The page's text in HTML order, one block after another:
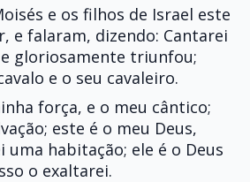
e os filhos de Israel este
e falaram, dizendo: Cantarei
gloriosamente triunfou;
e o seu cavaleiro.
força, e o meu cântico;
este é o meu Deus,
habitação; ele é o Deus
o exaltarei.